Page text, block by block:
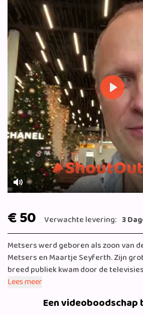
Mute
Play
€ 50 Verwachte levering: 3
Metsers werd geboren als zoon van
Metsers en Maartje Seyferth. Zijn grote doorbraak bij een
breed publiek kwam door de
hij Boris van Tellingen speelde, de luie
Daarna speelde hij in veel andere
Lees meer
Een videoboodschap